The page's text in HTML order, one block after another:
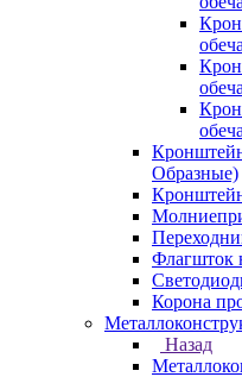
Образные)
Флагшток
Корона
Назад